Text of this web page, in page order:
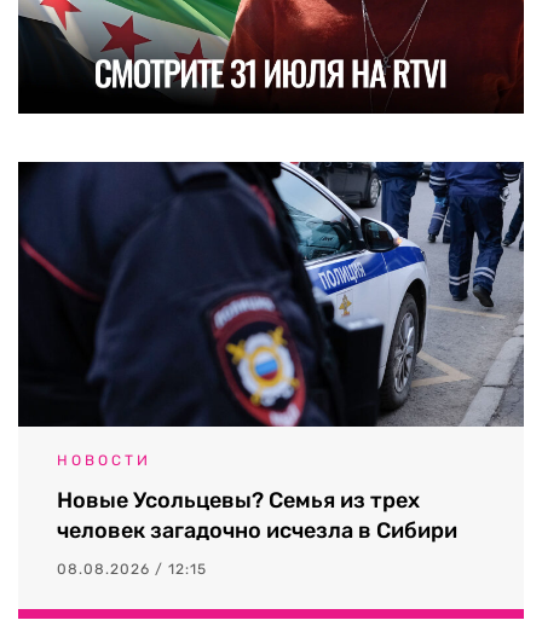
НОВОСТИ
Новые Усольцевы? Семья из трех
человек загадочно исчезла в Сибири
08.08.2026 / 12:15